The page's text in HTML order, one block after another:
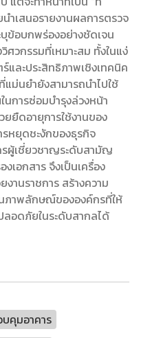
เสนอรายงานผลการตรวจ
ข้อบกพร่องอย่างชัดเจน
วกรรมที่เหมาะสม ทั้งในแง่
และประสิทธิภาพเชิงเทคนิค
ม่นยำยังสามารถนำไปใช้
นการซ่อมบำรุงล่วงหน้า
ยืดอายุการใช้งานของ
รหยุดชะงักของธุรกิจ
ผู้เชี่ยวชาญระดับสามัญ
เอกสาร จึงเป็นเครื่อง
านราชการ สร้างความ
นภาพลักษณ์ขององค์กรที่ให้
อดภัยในระดับสากลได้
คุมอาคาร